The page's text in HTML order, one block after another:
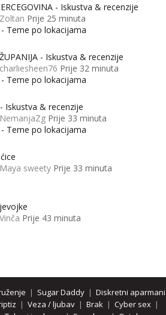
- Iskustva & recenzije
Prije 25 minuta
Teme po lokacijama
- Iskustva & recenzije
Prije 32 minuta
Teme po lokacijama
Iskustva & recenzije
Prije 33 minuta
Teme po lokacijama
sweety Prije 33 minuta
Prije 43 minuta
| Sugar Daddy| Diskretni aparmani
| Veza / ljubav | Brak | Cyber sex |